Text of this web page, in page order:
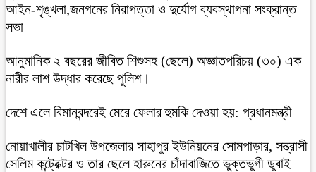
আইন-শৃঙ্খলা,জনগনের নিরাপত্তা ও দুর্যোগ ব্যবস্থাপনা সংক্রান্ত
সভা
আনুমানিক ২ বছরের জীবিত শিশুসহ (ছেলে) অজ্ঞাতপরিচয় (৩০) এক
নারীর লাশ উদ্ধার করেছে পুলিশ।
দেশে এলে বিমানবন্দরেই মেরে ফেলার হুমকি দেওয়া হয়: প্রধানমন্ত্রী
নোয়াখালীর চাটখিল উপজেলার সাহাপুর ইউনিয়নের সোমপাড়ার, সন্ত্রাসী
সেলিম কন্ট্রেক্টর ও তার ছেলে হারুনের চাঁদাবাজিতে ভুক্তভুগী ডুবাই